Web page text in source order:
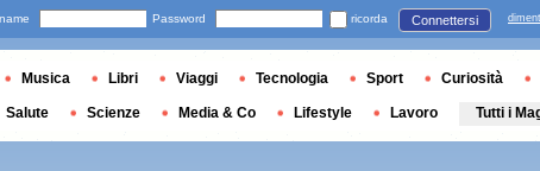
Password ricorda Connettersi
Musica Libri Viaggi Tecnologia Sport Curiosità
Salute Scienze Media & Co Lifestyle Lavoro Tutti i